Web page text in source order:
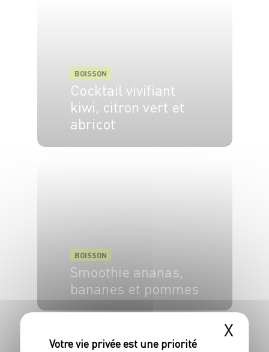
BOISSON
Cocktail vivifiant
kiwi, citron vert et
abricot
BOISSON
Smoothie ananas,
bananes et pommes
X